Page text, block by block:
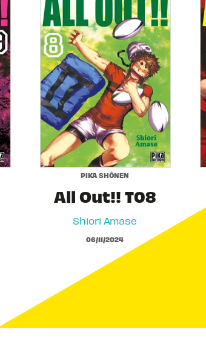
PIKA SHÔNEN
All Out!! T08
Shiori Amase
06/11/2024